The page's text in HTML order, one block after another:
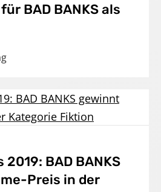
BAD BANKS als
BAD BANKS
Preis in der